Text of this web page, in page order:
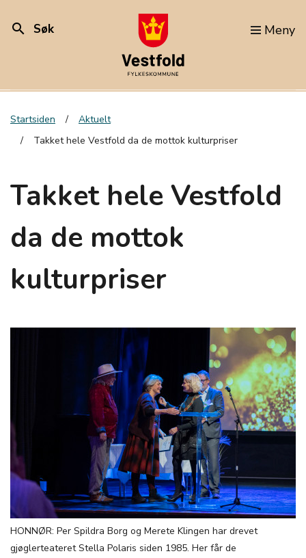
search Søk Meny
Startsiden
Aktuelt
Takket hele Vestfold da de mottok kulturpriser
Takket hele Vestfold
da de mottok
kulturpriser
HONNØR: Per Spildra Borg og Merete Klingen har drevet
gjøglerteateret Stella Polaris siden 1985. Her får de